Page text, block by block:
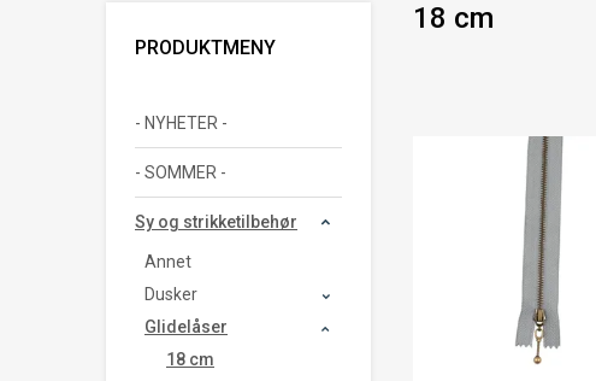
PRODUKTMENY
- NYHETER -
- SOMMER -
Sy og strikketilbehør
Annet
Dusker
Glidelåser
18 cm
18 cm